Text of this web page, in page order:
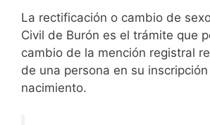
La rectificación o cambio de
Civil de Burón es el trámite que
cambio de la mención registral
de una persona en su
nacimiento.